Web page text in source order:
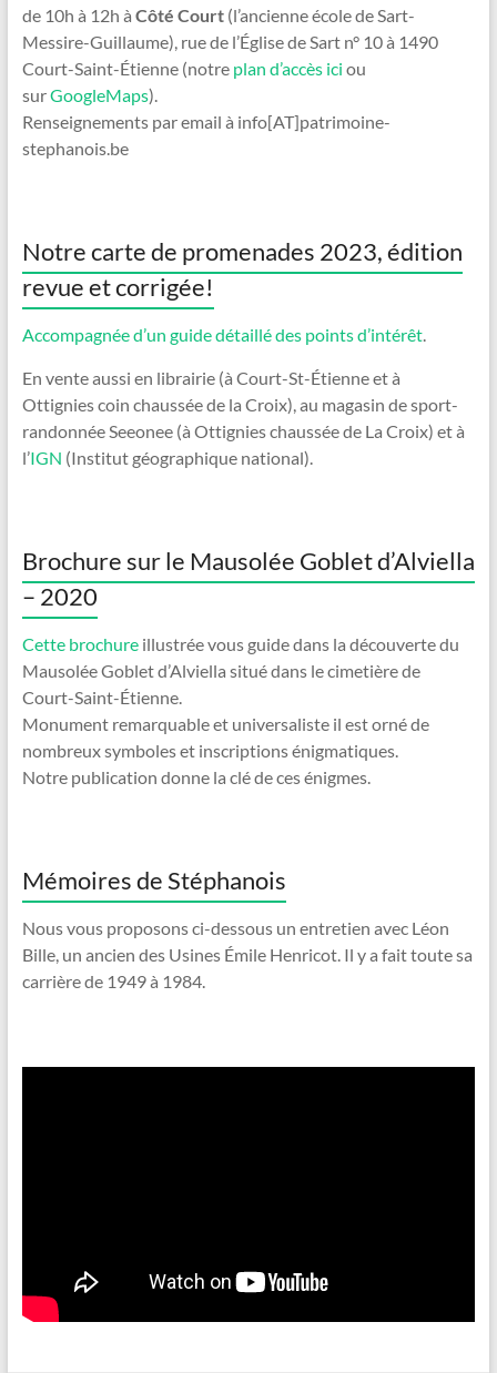
de 10h à 12h à Côté Court (l’ancienne école de Sart-
Messire-Guillaume), rue de l’Église de Sart n° 10 à 1490
Court-Saint-Étienne (notre plan d’accès ici ou
surGoogleMaps).
Renseignements par email à info[AT]patrimoine-
stephanois.be
Notre carte de promenades 2023, édition
revue et corrigée!
Accompagnée d’un guide détaillé des points d’intérêt.
En vente aussi en librairie (à Court-St-Étienne et à
Ottignies coin chaussée de la Croix), au magasin de sport-
randonnée Seeonee (à Ottignies chaussée de La Croix) et à
l’IGN (Institut géographique national).
Brochure sur le Mausolée Goblet d’Alviella
– 2020
Cette brochureillustrée vous guide dans la découverte du
Mausolée Goblet d’Alviella situé dans le cimetière de
Court-Saint-Étienne.
Monument remarquable et universaliste il est orné de
nombreux symboles et inscriptions énigmatiques.
Notre publication donne la clé de ces énigmes.
Mémoires de Stéphanois
Nous vous proposons ci-dessous un entretien avec Léon
Bille, un ancien des Usines Émile Henricot. Il y a fait toute sa
carrière de 1949 à 1984.